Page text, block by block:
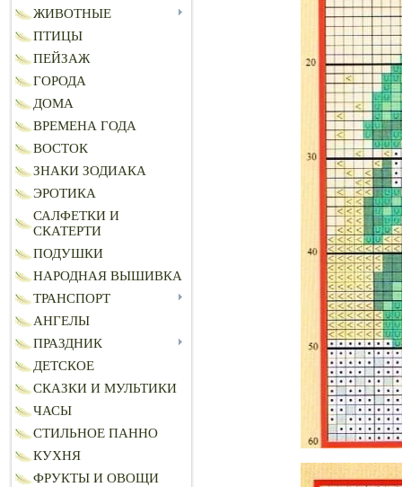
ЖИВОТНЫЕ
ПТИЦЫ
ПЕЙЗАЖ
ГОРОДА
ДОМА
ВРЕМЕНА ГОДА
ВОСТОК
ЗНАКИ ЗОДИАКА
ЭРОТИКА
САЛФЕТКИ И
СКАТЕРТИ
ПОДУШКИ
НАРОДНАЯ ВЫШИВКА
ТРАНСПОРТ
АНГЕЛЫ
ПРАЗДНИК
ДЕТСКОЕ
СКАЗКИ И МУЛЬТИКИ
ЧАСЫ
СТИЛЬНОЕ ПАННО
КУХНЯ
ФРУКТЫ И ОВОЩИ